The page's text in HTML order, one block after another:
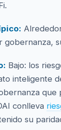
gobernanza,
Bajo: los
inteligente
que
conlleva
su